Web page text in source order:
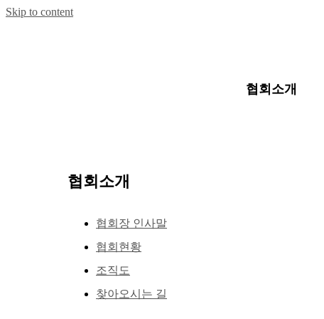
Skip to content
협회소개
협회소개
협회장 인사말
협회현황
조직도
찾아오시는 길